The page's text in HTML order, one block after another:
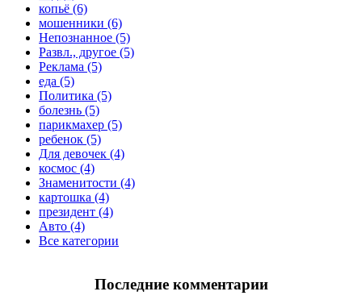
копьё (6)
мошенники (6)
Непознанное (5)
Развл., другое (5)
Реклама (5)
еда (5)
Политика (5)
болезнь (5)
парикмахер (5)
ребенок (5)
Для девочек (4)
космос (4)
Знаменитости (4)
картошка (4)
президент (4)
Авто (4)
Все категории
Последние комментарии